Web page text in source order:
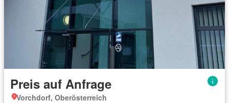
Preis auf Anfrage
Vorchdorf, Oberösterreich